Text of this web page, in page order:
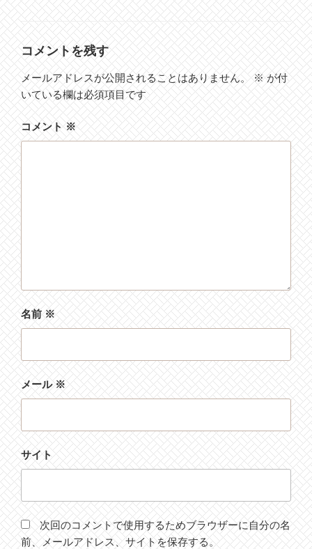
テ
ゴ
リ
ー
コメントを残す
メールアドレスが公開されることはありません。 ※が付
いている欄は必須項目です
コメント※
名前※
メール※
サイト
次回のコメントで使用するためブラウザーに自分の名
前、メールアドレス、サイトを保存する。